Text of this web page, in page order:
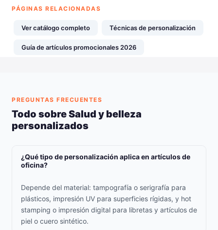
PÁGINAS RELACIONADAS
Ver catálogo completo Técnicas de personalización
Guía de artículos promocionales 2026
PREGUNTAS FRECUENTES
Todo sobre Salud y belleza
personalizados
¿Qué tipo de personalización aplica en artículos de
oficina?
Depende del material: tampografía o serigrafía para
plásticos, impresión UV para superficies rígidas, y hot
stamping o impresión digital para libretas y artículos de
piel o cuero sintético.